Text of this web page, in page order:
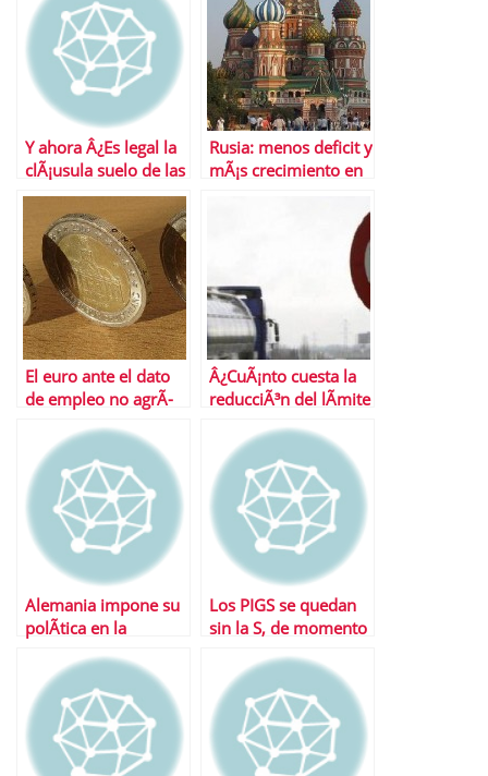
Y ahora Â¿Es legal la
clÃ¡usula suelo de las
hipotecas?
Rusia: menos deficit y
mÃ¡s crecimiento en
El euro ante el dato
de empleo no agrÃ­
Â¿CuÃ¡nto cuesta la
reducciÃ³n del lÃ­mite
Alemania impone su
polÃ­tica en la
de ayuda econÃ³mica
Los PIGS se quedan
sin la S, de momento